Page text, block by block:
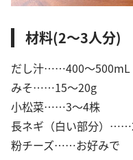
材料(2〜3人分)
だし汁……400〜500mL
みそ……15〜20g
小松菜……3〜4株
長ネギ（白い部分）
粉チーズ……お好みで